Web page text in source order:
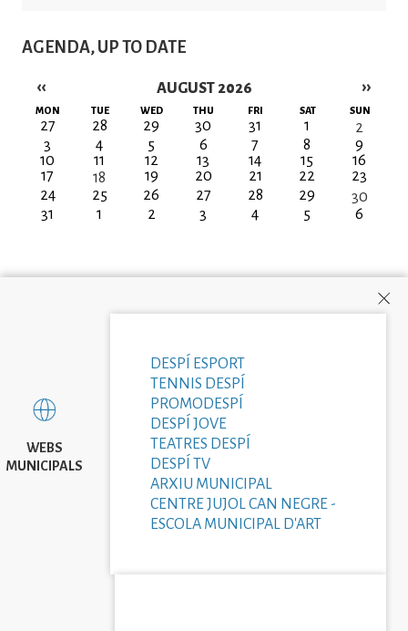
AGENDA, UP TO DATE
AUGUST 2026
Pagination
‹‹ ››
MON TUE WED THU FRI SAT SUN
27 28 29 30 31 1
2
3
4 5 6 7 8
9
10
11 12 13 14 15
16
17
18 19 20 21 22
23
24
25 26 27 28 29
30
31
1 2 3 4 5 6
WEBS
MUNICIPALS
DESPÍ ESPORT
TENNIS DESPÍ
PROMODESPÍ
DESPÍ JOVE
TEATRES DESPÍ
DESPÍ TV
ARXIU MUNICIPAL
CENTRE JUJOL CAN NEGRE -
ESCOLA MUNICIPAL D'ART